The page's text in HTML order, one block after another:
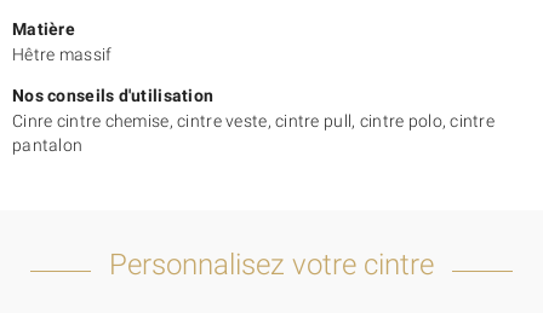
Matière
Hêtre massif
Nos conseils d'utilisation
Cinre cintre chemise, cintre veste, cintre pull, cintre polo, cintre
pantalon
Personnalisez votre cintre